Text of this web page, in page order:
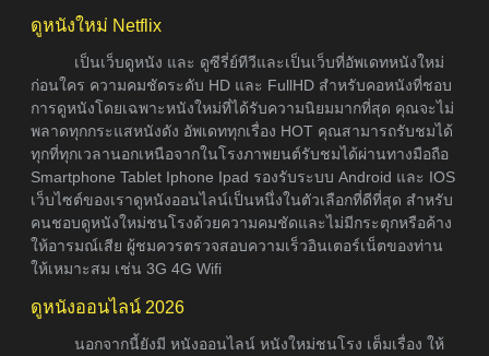
ดูหนังใหม่ Netflix
เป็นเว็บดูหนัง และ ดูซีรี่ย์ทีวีและเป็นเว็บที่อัพเดทหนังใหม่
ก่อนใคร ความคมชัดระดับ HD และ FullHD สำหรับคอหนังที่ชอบ
การดูหนังโดยเฉพาะหนังใหม่ที่ได้รับความนิยมมากที่สุด คุณจะไม่
พลาดทุกกระแสหนังดัง อัพเดททุกเรื่อง HOT คุณสามารถรับชมได้
ทุกที่ทุกเวลานอกเหนือจากในโรงภาพยนต์รับชมได้ผ่านทางมือถือ
Smartphone Tablet Iphone Ipad รองรับระบบ Android และ IOS
เว็บไซต์ของเราดูหนังออนไลน์เป็นหนึ่งในตัวเลือกที่ดีที่สุด สำหรับ
คนชอบดูหนังใหม่ชนโรงด้วยความคมชัดและไม่มีกระตุกหรือค้าง
ให้อารมณ์เสีย ผู้ชมควรตรวจสอบความเร็วอินเตอร์เน็ตของท่าน
ให้เหมาะสม เช่น 3G 4G Wifi
ดูหนังออนไลน์ 2026
นอกจากนี้ยังมี หนังออนไลน์ หนังใหม่ชนโรง เต็มเรื่อง ให้